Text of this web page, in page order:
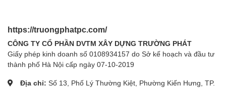
https://truongphatpc.com/
CÔNG TY CỔ PHẦN DVTM XÂY DỰNG TRƯỜNG PHÁT
Giấy phép kinh doanh số 0108934157 do Sở kế hoạch và đầu tư
thành phố Hà Nội cấp ngày 07-10-2019
Địa chỉ: Số 13, Phố Lý Thường Kiệt, Phường Kiến Hưng, TP.